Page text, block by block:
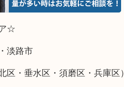
☆
淡路市
区・垂水区・須磨区・兵庫区）